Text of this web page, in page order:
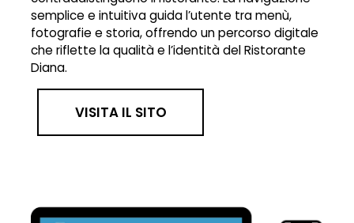
semplice e intuitiva guida l’utente tra menù,
fotografie e storia, offrendo un percorso digitale
che riflette la qualità e l’identità del Ristorante
Diana.
VISITA IL SITO